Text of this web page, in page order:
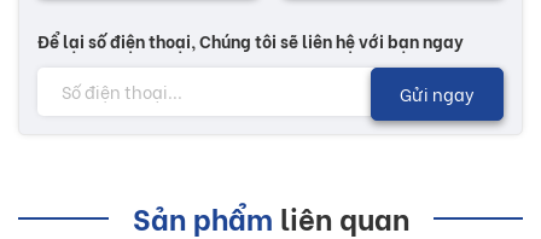
Để lại số điện thoại, Chúng tôi sẽ liên hệ với bạn ngay
Gửi ngay
Sản phẩm liên quan